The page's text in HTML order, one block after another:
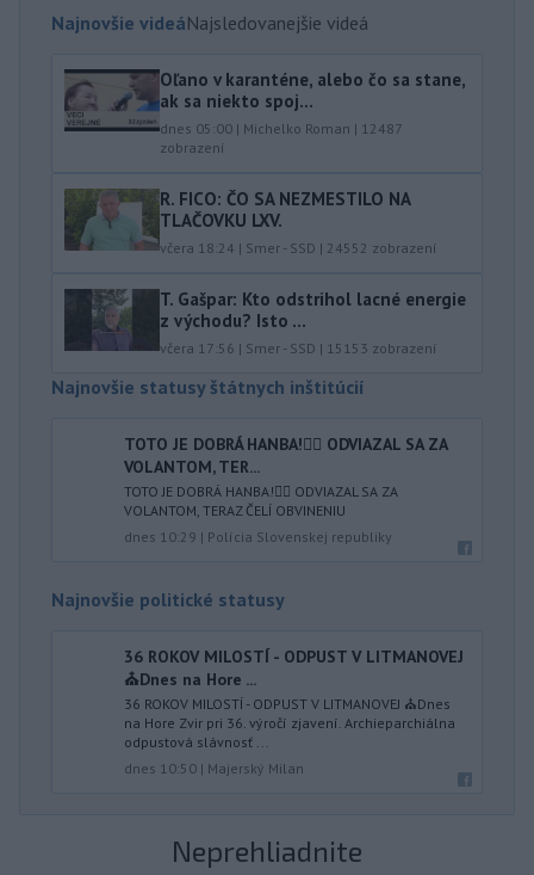
Najnovšie videáNajsledovanejšie videá
Oľano v karanténe, alebo čo sa stane,
ak sa niekto spoj...
dnes 05:00 | Michelko Roman | 12487
zobrazení
R. FICO: ČO SA NEZMESTILO NA
TLAČOVKU LXV.
včera 18:24 | Smer - SSD | 24552 zobrazení
T. Gašpar: Kto odstrihol lacné energie
z východu? Isto ...
včera 17:56 | Smer - SSD | 15153 zobrazení
Najnovšie statusy štátnych inštitúcií
TOTO JE DOBRÁ HANBA!🤦‍♂️ ODVIAZAL SA ZA
VOLANTOM, TER...
TOTO JE DOBRÁ HANBA!🤦‍♂️ ODVIAZAL SA ZA
VOLANTOM, TERAZ ČELÍ OBVINENIU
dnes 10:29 | Polícia Slovenskej republiky
Najnovšie politické statusy
36 ROKOV MILOSTÍ - ODPUST V LITMANOVEJ
⛪️Dnes na Hore ...
36 ROKOV MILOSTÍ - ODPUST V LITMANOVEJ ⛪️Dnes
na Hore Zvir pri 36. výročí zjavení. Archieparchiálna
odpustová slávnosť ...
dnes 10:50 | Majerský Milan
Neprehliadnite